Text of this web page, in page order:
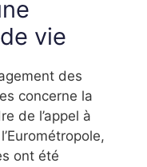
vie
des
concerne la
de l’appel à
ont été